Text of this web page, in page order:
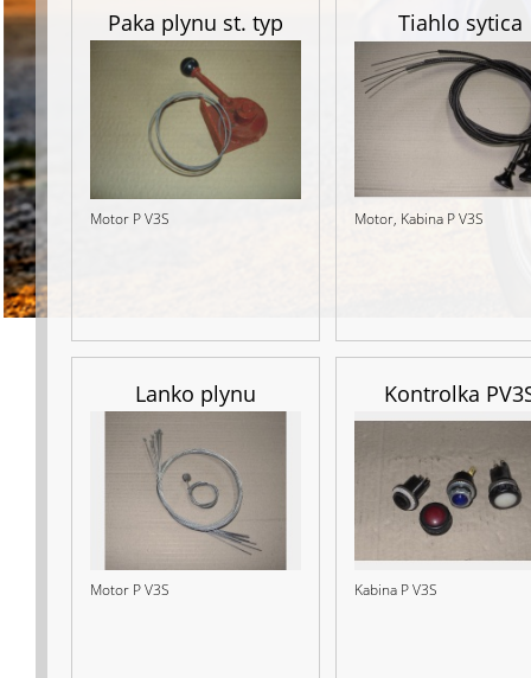
Paka plynu st. typ
Motor P V3S
Tiahlo sytica
Motor, Kabina P V3S
Lanko plynu
Motor P V3S
Kontrolka
Kabina P V3S